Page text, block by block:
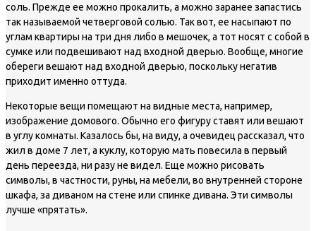
соль. Прежде ее можно прокалить, а можно заранее запастись
так называемой четверговой солью. Так вот, ее насыпают по
углам квартиры на три дня либо в мешочек, а тот носят с собой в
сумке или подвешивают над входной дверью. Вообще, многие
обереги вешают над входной дверью, поскольку негатив
приходит именно оттуда.
Некоторые вещи помещают на видные места, например,
изображение домового. Обычно его фигуру ставят или вешают
в углу комнаты. Казалось бы, на виду, а очевидец рассказал, что
жил в доме 7 лет, а куклу, которую мать повесила в первый
день переезда, ни разу не видел. Еще можно рисовать
символы, в частности, руны, на мебели, во внутренней стороне
шкафа, за диваном на стене или спинке дивана. Эти символы
лучше «прятать».